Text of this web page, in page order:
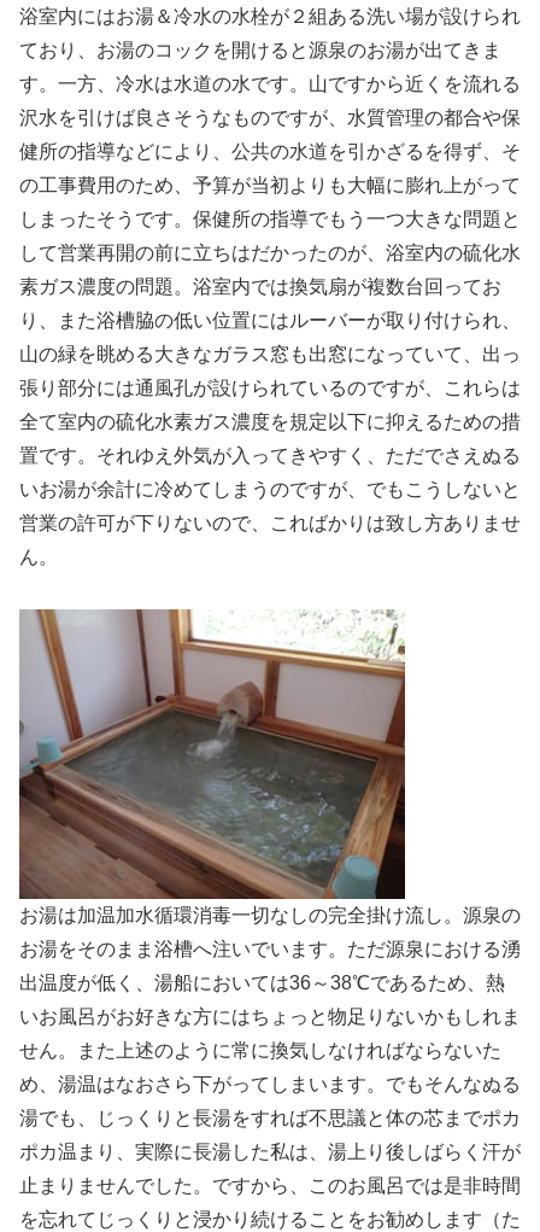
浴室内にはお湯＆冷水の水栓が２組ある洗い場が設けられ
ており、お湯のコックを開けると源泉のお湯が出てきま
す。一方、冷水は水道の水です。山ですから近くを流れる
沢水を引けば良さそうなものですが、水質管理の都合や保
健所の指導などにより、公共の水道を引かざるを得ず、そ
の工事費用のため、予算が当初よりも大幅に膨れ上がって
しまったそうです。保健所の指導でもう一つ大きな問題と
して営業再開の前に立ちはだかったのが、浴室内の硫化水
素ガス濃度の問題。浴室内では換気扇が複数台回ってお
り、また浴槽脇の低い位置にはルーバーが取り付けられ、
山の緑を眺める大きなガラス窓も出窓になっていて、出っ
張り部分には通風孔が設けられているのですが、これらは
全て室内の硫化水素ガス濃度を規定以下に抑えるための措
置です。それゆえ外気が入ってきやすく、ただでさえぬる
いお湯が余計に冷めてしまうのですが、でもこうしないと
営業の許可が下りないので、こればかりは致し方ありませ
ん。
お湯は加温加水循環消毒一切なしの完全掛け流し。源泉の
お湯をそのまま浴槽へ注いでいます。ただ源泉における湧
出温度が低く、湯船においては36～38℃であるため、熱
いお風呂がお好きな方にはちょっと物足りないかもしれま
せん。また上述のように常に換気しなければならないた
め、湯温はなおさら下がってしまいます。でもそんなぬる
湯でも、じっくりと長湯をすれば不思議と体の芯までポカ
ポカ温まり、実際に長湯した私は、湯上り後しばらく汗が
止まりませんでした。ですから、このお風呂では是非時間
を忘れてじっくりと浸かり続けることをお勧めします（た